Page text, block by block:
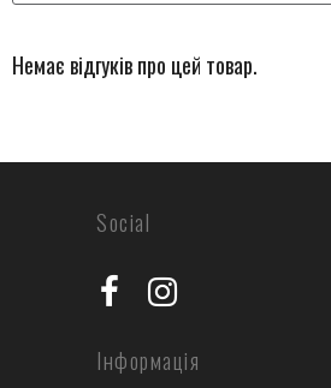
Немає відгуків про цей товар.
Інформація
Social